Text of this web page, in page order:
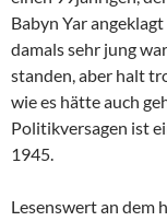
Babyn Yar
damals sehr jung
standen, aber halt
wie es hätte auch
Politikversagen ist
1945.
Lesenswert an dem